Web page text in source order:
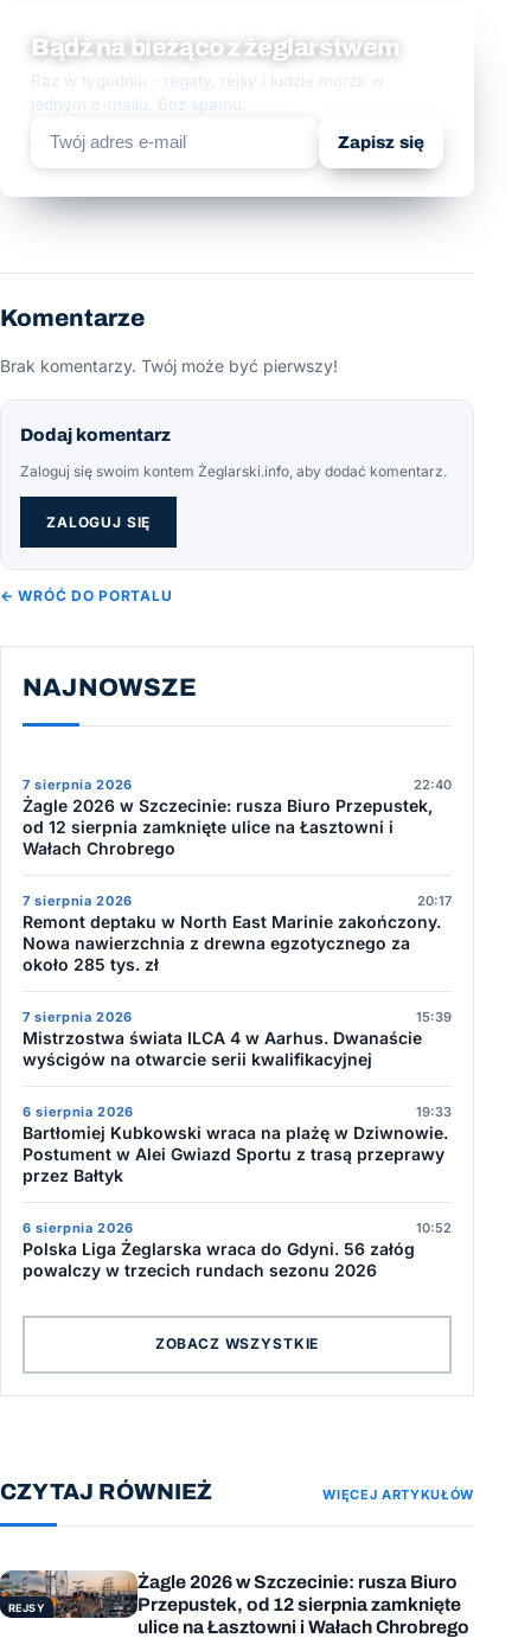
Bądź na bieżąco z żeglarstwem
Raz w tygodniu - regaty, rejsy i ludzie morza w
jednym e-mailu. Bez spamu.
Zapisz się
Komentarze
Brak komentarzy. Twój może być pierwszy!
Dodaj komentarz
Zaloguj się swoim kontem Żeglarski.info, aby dodać komentarz.
ZALOGUJ SIĘ
← WRÓĆ DO PORTALU
NAJNOWSZE
7 sierpnia 2026 22:40
Żagle 2026 w Szczecinie: rusza Biuro Przepustek,
od 12 sierpnia zamknięte ulice na Łasztowni i
Wałach Chrobrego
7 sierpnia 2026 20:17
Remont deptaku w North East Marinie zakończony.
Nowa nawierzchnia z drewna egzotycznego za
około 285 tys. zł
7 sierpnia 2026 15:39
Mistrzostwa świata ILCA 4 w Aarhus. Dwanaście
wyścigów na otwarcie serii kwalifikacyjnej
6 sierpnia 2026 19:33
Bartłomiej Kubkowski wraca na plażę w Dziwnowie.
Postument w Alei Gwiazd Sportu z trasą przeprawy
przez Bałtyk
6 sierpnia 2026 10:52
Polska Liga Żeglarska wraca do Gdyni. 56 załóg
powalczy w trzecich rundach sezonu 2026
ZOBACZ WSZYSTKIE
CZYTAJ RÓWNIEŻ WIĘCEJ ARTYKUŁÓW
REJSY
Żagle 2026 w Szczecinie: rusza Biuro
Przepustek, od 12 sierpnia zamknięte
ulice na Łasztowni i Wałach Chrobrego